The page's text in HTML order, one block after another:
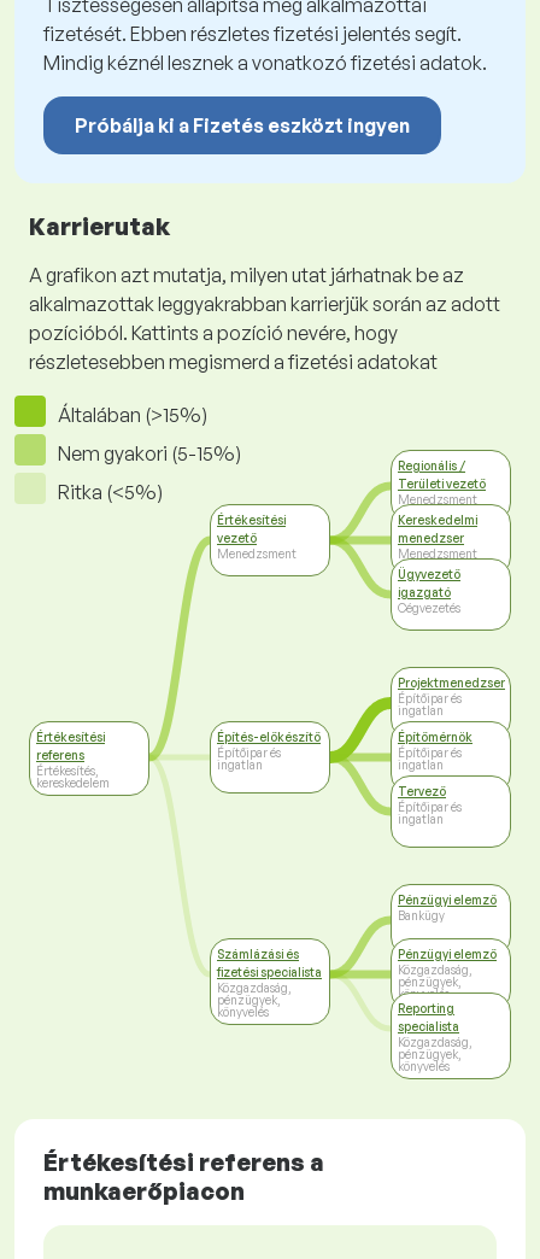
Tisztességesen állapítsa meg alkalmazottai
fizetését. Ebben részletes fizetési jelentés segít.
Mindig kéznél lesznek a vonatkozó fizetési adatok.
Próbálja ki a Fizetés eszközt ingyen
Karrierutak
A grafikon azt mutatja, milyen utat járhatnak be az
alkalmazottak leggyakrabban karrierjük során az adott
pozícióból. Kattints a pozíció nevére, hogy
részletesebben megismerd a fizetési adatokat
Általában (>15%)
Nem gyakori (5-15%)
Ritka (<5%)
Értékesítési
referens
Értékesítés,
kereskedelem
Értékesítési
vezető
Menedzsment
Építés-előkészítő
Építőipar és
ingatlan
Számlázási és
fizetési specialista
Közgazdaság,
pénzügyek,
könyvelés
Regionális /
Területi vezető
Menedzsment
Kereskedelmi
menedzser
Menedzsment
Ügyvezető
igazgató
Cégvezetés
Projektmenedzser
Építőipar és
ingatlan
Építőmérnök
Építőipar és
ingatlan
Tervező
Építőipar és
ingatlan
Pénzügyi elemző
Bankügy
Pénzügyi elemző
Közgazdaság,
pénzügyek,
könyvelés
Reporting
specialista
Közgazdaság,
pénzügyek,
könyvelés
Értékesítési referens a
munkaerőpiacon